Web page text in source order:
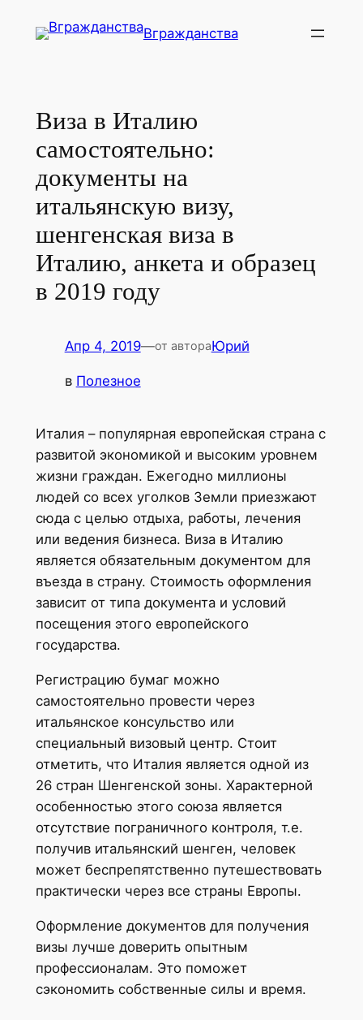
Вгражданства
Виза в Италию
самостоятельно:
документы на
итальянскую визу,
шенгенская виза в
Италию, анкета и образец
в 2019 году
Апр 4, 2019—от автораЮрий
в Полезное
Италия – популярная европейская страна с
развитой экономикой и высоким уровнем
жизни граждан. Ежегодно миллионы
людей со всех уголков Земли приезжают
сюда с целью отдыха, работы, лечения
или ведения бизнеса. Виза в Италию
является обязательным документом для
въезда в страну. Стоимость оформления
зависит от типа документа и условий
посещения этого европейского
государства.
Регистрацию бумаг можно
самостоятельно провести через
итальянское консульство или
специальный визовый центр. Стоит
отметить, что Италия является одной из
26 стран Шенгенской зоны. Характерной
особенностью этого союза является
отсутствие пограничного контроля, т.е.
получив итальянский шенген, человек
может беспрепятственно путешествовать
практически через все страны Европы.
Оформление документов для получения
визы лучше доверить опытным
профессионалам. Это поможет
сэкономить собственные силы и время.